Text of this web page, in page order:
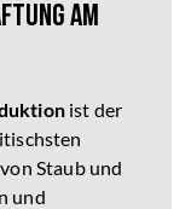
am
ist der
Staub und
und